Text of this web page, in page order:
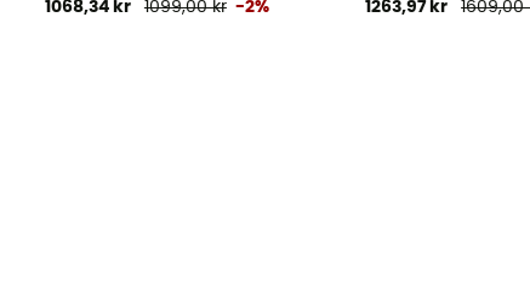
1068,34 kr 1099,00 kr -2% 1263,97 kr 1609,00